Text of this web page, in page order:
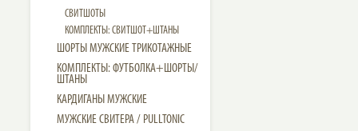
СВИТШОТЫ
КОМПЛЕКТЫ: СВИТШОТ+ШТАНЫ
ШОРТЫ МУЖСКИЕ ТРИКОТАЖНЫЕ
КОМПЛЕКТЫ: ФУТБОЛКА+ШОРТЫ/
ШТАНЫ
КАРДИГАНЫ МУЖСКИЕ
МУЖСКИЕ СВИТЕРА / PULLTONIC